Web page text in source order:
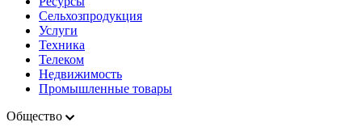
Сельхозпродукция
Услуги
Техника
Телеком
Недвижимость
Промышленные товары
Общество